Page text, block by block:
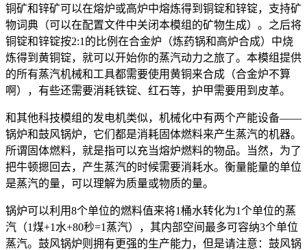
铜矿和锌矿可以在熔炉或高炉中熔炼得到铜锭和锌锭，支持矿
物词典（可以在配置文件中关闭本模组的矿物生成）。之后将
铜锭和锌锭按2:1的比例在合金炉（炼药锅和高炉合成）中烧
炼得到黄铜锭，就可以开始你的蒸汽动力之旅了。本模组提供
的所有蒸汽机械和工具都需要使用黄铜来合成（合金炉不算
啊），有些还需要消耗铁锭、红石等，护甲需要用到皮革。
和其他科技模组的发电机类似，机械化中有两个产能设备——
锅炉和鼓风锅炉，它们都是消耗固体燃料来产生蒸汽的机器。
所谓固体燃料，就是指可以充当熔炉燃料的物品。当然，为了
把牛顿摁回去，产生蒸汽的时候需要消耗水。衡量能量的单位
是蒸汽的量，可以理解为质量或物质的量。
锅炉可以利用8个单位的燃料值来将1桶水转化为1个单位的蒸
汽（1煤+1水+80秒=1蒸汽），其内部空间最多可容纳3个单位
蒸汽。鼓风锅炉则拥有更强的生产能力，但是请注意：鼓风锅